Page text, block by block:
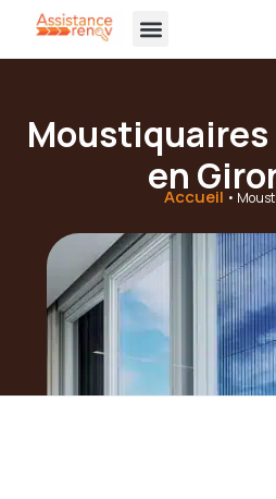
principal
Moustiquaires
en
Accueil •